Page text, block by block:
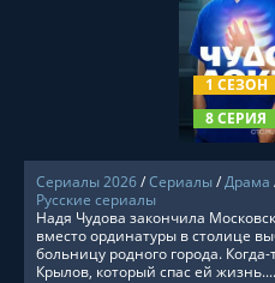
1 СЕЗОН
8 СЕРИЯ
Сериалы 2026/Сериалы/Драма
Русские сериалы
Надя Чудова закончила
вместо ординатуры в столице
больницу родного города.
Крылов, который спас ей жизнь....